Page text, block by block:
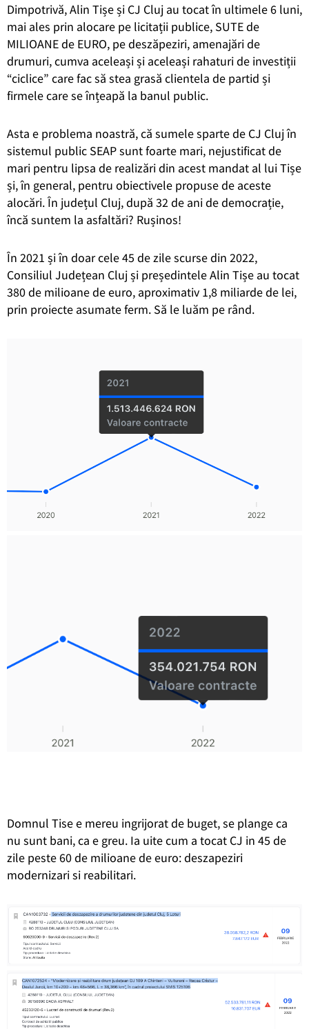
Dimpotrivă, Alin Tișe și CJ Cluj au tocat în ultimele 6 luni,
mai ales prin alocare pe licitații publice, SUTE de
MILIOANE de EURO, pe deszăpeziri, amenajări de
drumuri, cumva aceleași și aceleași rahaturi de investiții
“ciclice” care fac să stea grasă clientela de partid și
firmele care se înțeapă la banul public.
Asta e problema noastră, că sumele sparte de CJ Cluj în
sistemul public SEAP sunt foarte mari, nejustificat de
mari pentru lipsa de realizări din acest mandat al lui Tișe
și, în general, pentru obiectivele propuse de aceste
alocări. În județul Cluj, după 32 de ani de democrație,
încă suntem la asfaltări? Rușinos!
În 2021 și în doar cele 45 de zile scurse din 2022,
Consiliul Județean Cluj și președintele Alin Tișe au tocat
380 de milioane de euro, aproximativ 1,8 miliarde de lei,
prin proiecte asumate ferm. Să le luăm pe rând.
Domnul Tise e mereu ingrijorat de buget, se plange ca
nu sunt bani, ca e greu. Ia uite cum a tocat CJ in 45 de
zile peste 60 de milioane de euro: deszapeziri
modernizari si reabilitari.